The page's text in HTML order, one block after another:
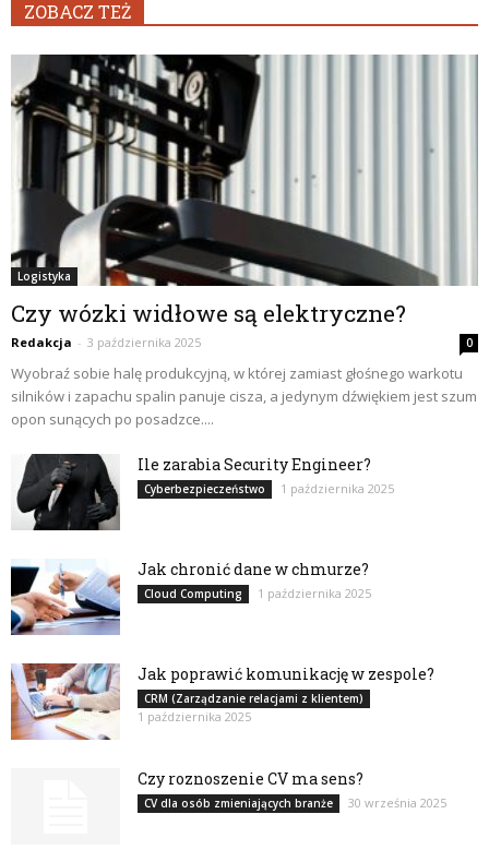
ZOBACZ TEŻ
Logistyka
Czy wózki widłowe są elektryczne?
Redakcja - 3 października 2025 0
Wyobraź sobie halę produkcyjną, w której zamiast głośnego warkotu
silników i zapachu spalin panuje cisza, a jedynym dźwiękiem jest szum
opon sunących po posadzce....
Ile zarabia Security Engineer?
Cyberbezpieczeństwo 1 października 2025
Jak chronić dane w chmurze?
Cloud Computing 1 października 2025
Jak poprawić komunikację w zespole?
CRM (Zarządzanie relacjami z klientem)
1 października 2025
Czy roznoszenie CV ma sens?
CV dla osób zmieniających branże 30 września 2025